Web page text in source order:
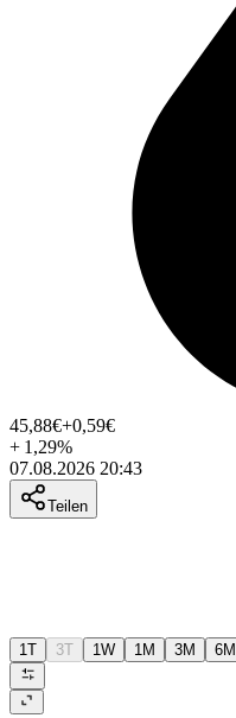
45,88€+0,59€
+ 1,29%
07.08.2026 20:43
Teilen
1T 3T 1W 1M 3M 6M